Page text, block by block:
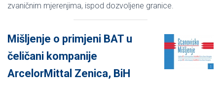
zvaničnim mjerenjima, ispod dozvoljene granice.
Mišljenje o primjeni BAT u
čeličani kompanije
ArcelorMittal Zenica, BiH